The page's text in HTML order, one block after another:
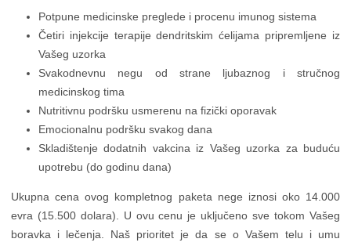
Potpune medicinske preglede i procenu imunog sistema
Četiri injekcije terapije dendritskim ćelijama pripremljene iz
Vašeg uzorka
Svakodnevnu negu od strane ljubaznog i stručnog
medicinskog tima
Nutritivnu podršku usmerenu na fizički oporavak
Emocionalnu podršku svakog dana
Skladištenje dodatnih vakcina iz Vašeg uzorka za buduću
upotrebu (do godinu dana)
Ukupna cena ovog kompletnog paketa nege iznosi oko 14.000
evra (15.500 dolara). U ovu cenu je uključeno sve tokom Vašeg
boravka i lečenja. Naš prioritet je da se o Vašem telu i umu